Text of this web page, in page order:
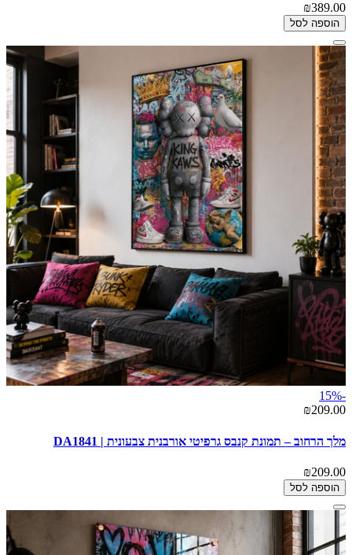
₪389.00
הוספה לסל
-15%
₪209.00
מלך הרחוב – תמונת קנבס גרפיטי אורבנית צבעונית | DA1841
₪209.00
הוספה לסל